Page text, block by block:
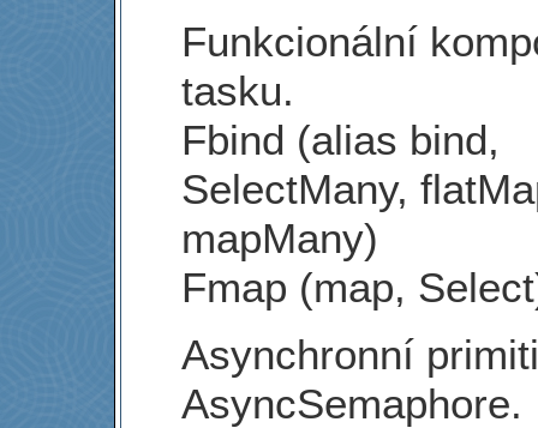
Funkcionální
tasku.
Fbind (alias bind,
SelectMany,
mapMany)
Fmap (map,
Asynchronní
AsyncSemaphore.